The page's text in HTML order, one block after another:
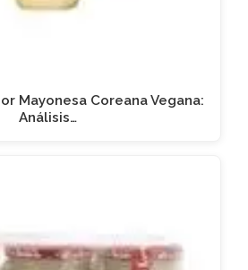
Mayonesa Coreana Vegana:
Análisis…